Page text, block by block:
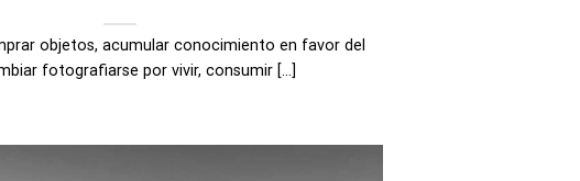
objetos, acumular conocimiento en favor del
fotografiarse por vivir, consumir [...]